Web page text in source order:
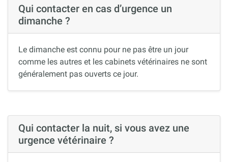
Qui contacter en cas d’urgence un
dimanche ?
Le dimanche est connu pour ne pas être un jour
comme les autres et les cabinets vétérinaires ne sont
généralement pas ouverts ce jour.
Qui contacter la nuit, si vous avez une
urgence vétérinaire ?